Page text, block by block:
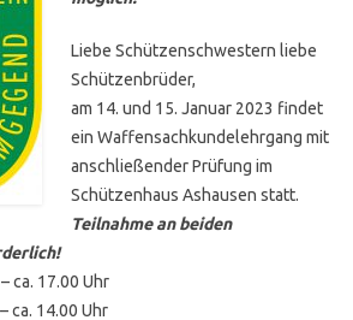
Liebe Schützenschwestern liebe
Schützenbrüder,
am 14. und 15. Januar 2023 findet
ein Waffensachkundelehrgang mit
anschließender Prüfung im
Schützenhaus Ashausen statt.
Teilnahme an beiden
ca. 17.00 Uhr
ca. 14.00 Uhr